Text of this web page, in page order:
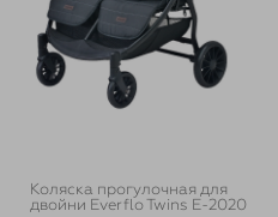
Коляска прогулочная для
двойни Everflo Twins E-2020